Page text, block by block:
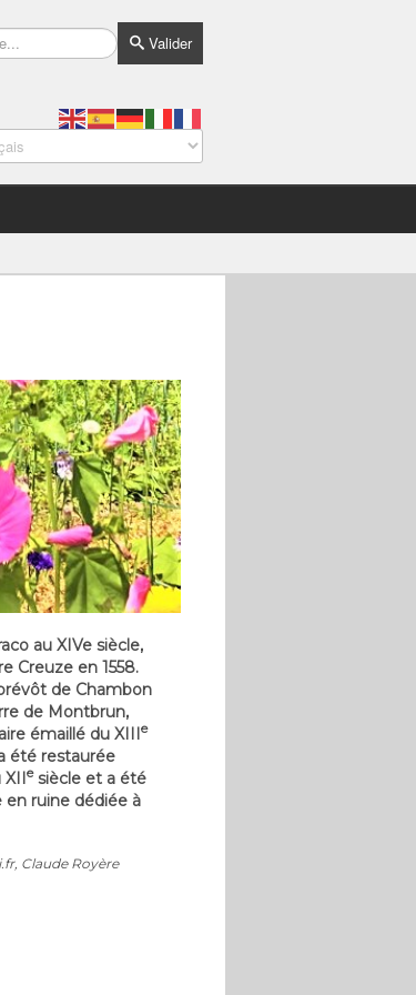
Valider
au XIVe siècle,
Creuze en 1558.
de Chambon
de Montbrun,
émaillé du XIIIe
été restaurée
XIIesiècle et a été
en ruine dédiée à
Claude Royère